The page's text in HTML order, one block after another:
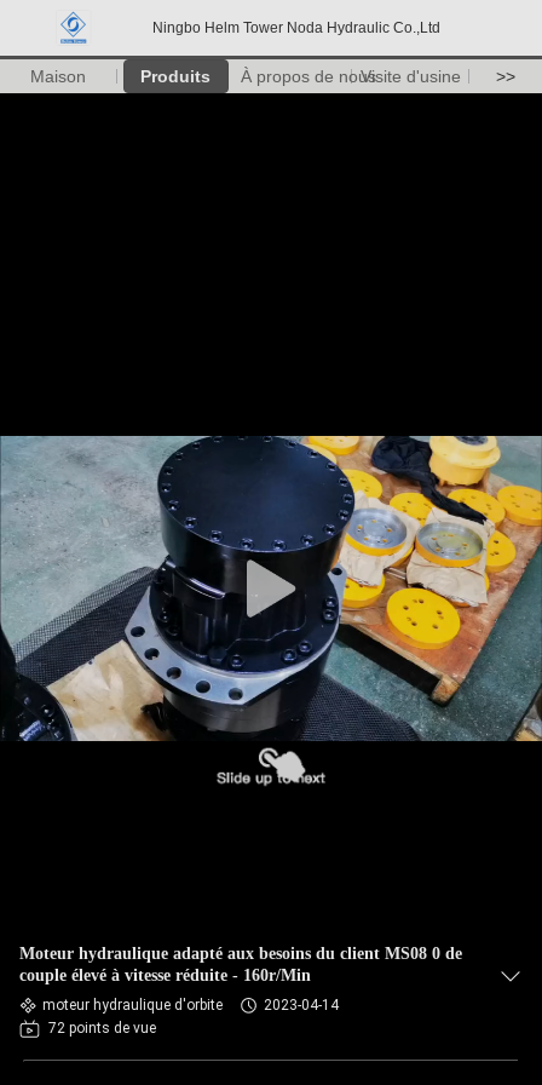
Ningbo Helm Tower Noda Hydraulic Co.,Ltd
Maison Produits À propos de nousVisite d'usine >>
Moteur hydraulique adapté aux besoins du client MS08 0 de
couple élevé à vitesse réduite - 160r/Min
moteur hydraulique d'orbite
2023-04-14
72 points de vue